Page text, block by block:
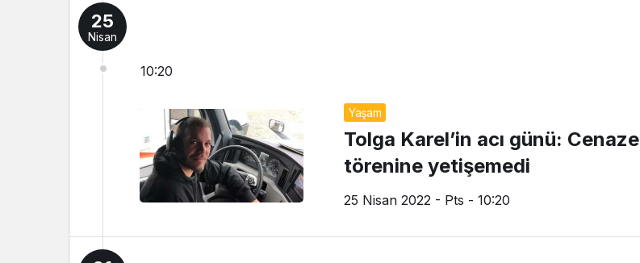
25
Nisan
10:20
Yaşam
Tolga Karel’in acı günü: Cenaze
törenine yetişemedi
25 Nisan 2022 - Pts - 10:20